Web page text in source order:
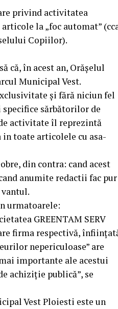
privind activitatea
la „foc automat”
Copiilor).
că, în acest an, Orășelul
Municipal Vest.
și fără niciun fel
sărbătorilor de
activitate îl reprezintă
in toate articolele cu asa-
din contra: cand acest
anumite redactii fac pur
urmatoarele:
GREENTAM SERV
firma respectivă,
nepericuloase” are
importante ale acestui
achiziție publică”, se
Vest Ploiesti este un